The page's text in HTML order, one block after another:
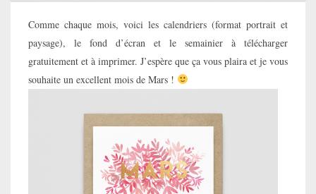
Comme chaque mois, voici les calendriers (format portrait et
paysage), le fond d’écran et le semainier à télécharger
gratuitement et à imprimer. J’espère que ça vous plaira et je vous
souhaite un excellent mois de Mars !